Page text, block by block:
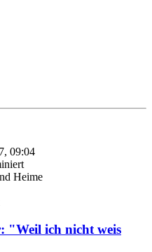
09:04
Heime
"Weil ich nicht weis